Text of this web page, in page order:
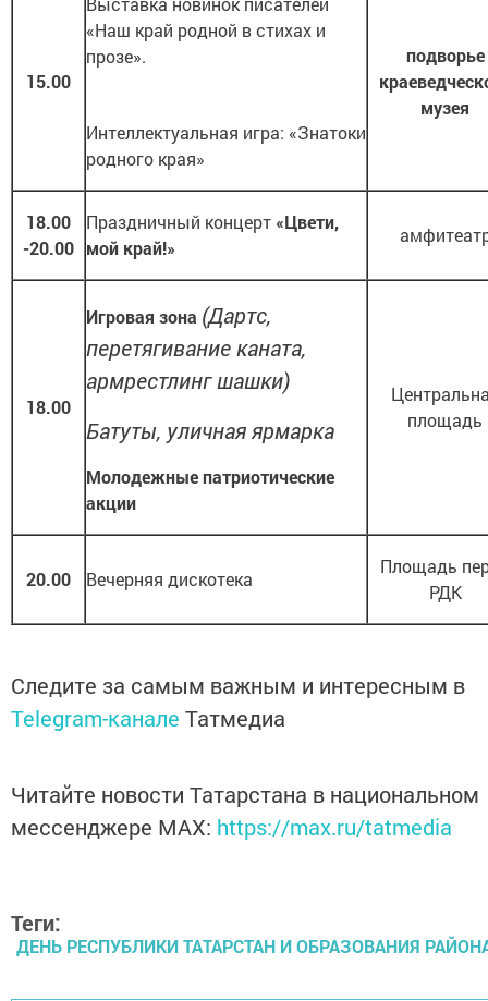
15.00
«Наш край родной в стихах и
прозе».
Интеллектуальная игра: «Знатоки
родного края»
подворье
музея
18.00
-20.00
Праздничный концерт «Цвети,
мой край!»
18.00
Игровая зона (Дартс,
перетягивание каната,
армрестлинг шашки)
Батуты, уличная ярмарка
Молодежные патриотические
акции
площадь
20.00 Вечерняя дискотека
Площадь
РДК
Следите за самым важным и интересным в
Telegram-канале Татмедиа
Читайте новости Татарстана в национальном
мессенджере MАХ: https://max.ru/tatmedia
Теги:
ДЕНЬ РЕСПУБЛИКИ ТАТАРСТАН И ОБРАЗОВАНИЯ